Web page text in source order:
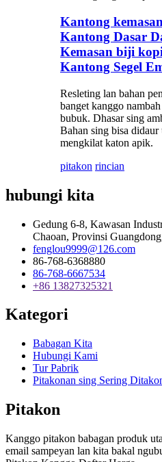
Kantong
Kantong Dasar
Kemasan biji
Kantong Segel
Resleting lan bahan
banget kanggo
bubuk. Dhasar sing
Bahan sing bisa
mengkilat katon apik.
pitakon rincian
hubungi kita
Gedung 6-8, Kawasan
Chaoan, Provinsi
fenglou9999@126.com
86-768-6368880
86-768-6667534
+86 13827325321
Kategori
Babagan Kita
Hubungi Kami
Tur Pabrik
Pitakonan sing Sering
Pitakon
Kanggo pitakon babagan produk
email sampeyan lan kita bakal